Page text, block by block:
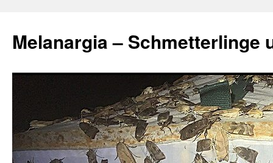
springen
Melanargia – Schmetterlinge